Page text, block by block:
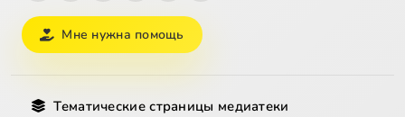
Мне нужна помощь
Тематические страницы медиатеки